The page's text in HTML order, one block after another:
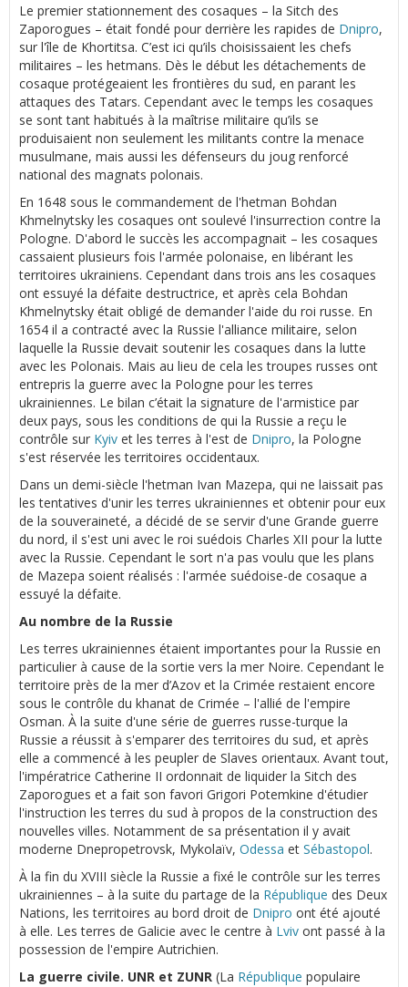
Le premier stationnement des cosaques – la Sitch des
Zaporogues – était fondé pour derrière les rapides de Dnipro,
sur l'île de Khortitsa. C’est ici qu’ils choisissaient les chefs
militaires – les hetmans. Dès le début les détachements de
cosaque protégeaient les frontières du sud, en parant les
attaques des Tatars. Cependant avec le temps les cosaques
se sont tant habitués à la maîtrise militaire qu’ils se
produisaient non seulement les militants contre la menace
musulmane, mais aussi les défenseurs du joug renforcé
national des magnats polonais.
En 1648 sous le commandement de l'hetman Bohdan
Khmelnytsky les cosaques ont soulevé l'insurrection contre la
Pologne. D'abord le succès les accompagnait – les cosaques
cassaient plusieurs fois l'armée polonaise, en libérant les
territoires ukrainiens. Cependant dans trois ans les cosaques
ont essuyé la défaite destructrice, et après cela Bohdan
Khmelnytsky était obligé de demander l'aide du roi russe. En
1654 il a contracté avec la Russie l'alliance militaire, selon
laquelle la Russie devait soutenir les cosaques dans la lutte
avec les Polonais. Mais au lieu de cela les troupes russes ont
entrepris la guerre avec la Pologne pour les terres
ukrainiennes. Le bilan c’était la signature de l'armistice par
deux pays, sous les conditions de qui la Russie a reçu le
contrôle sur Kyiv et les terres à l'est de Dnipro, la Pologne
s'est réservée les territoires occidentaux.
Dans un demi-siècle l'hetman Ivan Mazepa, qui ne laissait pas
les tentatives d'unir les terres ukrainiennes et obtenir pour eux
de la souveraineté, a décidé de se servir d'une Grande guerre
du nord, il s'est uni avec le roi suédois Charles XII pour la lutte
avec la Russie. Cependant le sort n'a pas voulu que les plans
de Mazepa soient réalisés : l'armée suédoise-de cosaque a
essuyé la défaite.
Au nombre de la Russie
Les terres ukrainiennes étaient importantes pour la Russie en
particulier à cause de la sortie vers la mer Noire. Cependant le
territoire près de la mer d’Azov et la Crimée restaient encore
sous le contrôle du khanat de Crimée – l'allié de l'empire
Osman. À la suite d'une série de guerres russe-turque la
Russie a réussit à s'emparer des territoires du sud, et après
elle a commencé à les peupler de Slaves orientaux. Avant tout,
l'impératrice Catherine II ordonnait de liquider la Sitch des
Zaporogues et a fait son favori Grigori Potemkine d'étudier
l'instruction les terres du sud à propos de la construction des
nouvelles villes. Notamment de sa présentation il y avait
moderne Dnepropetrovsk, Mykolaïv, Odessa et Sébastopol.
À la fin du XVIII siècle la Russie a fixé le contrôle sur les terres
ukrainiennes – à la suite du partage de la République des Deux
Nations, les territoires au bord droit de Dnipro ont été ajouté
à elle. Les terres de Galicie avec le centre à Lviv ont passé à la
possession de l'empire Autrichien.
La guerre civile. UNR et ZUNR (La République populaire